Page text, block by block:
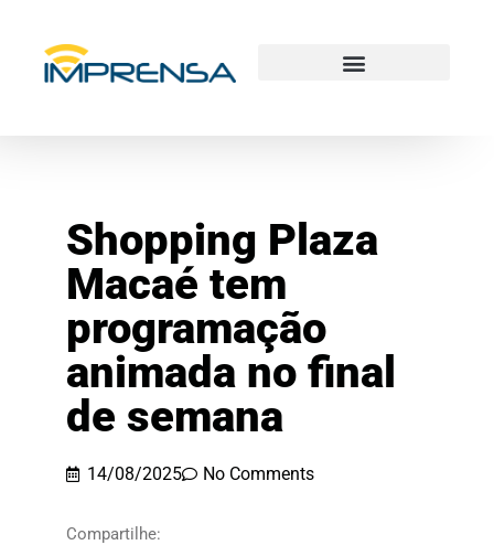
Shopping Plaza
Macaé tem
programação
animada no final
de semana
14/08/2025 No Comments
Compartilhe: